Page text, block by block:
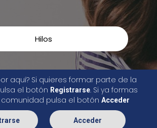
Hilos
aquí? Si quieres formar parte de la
el botón Registrarse. Si ya formas
pulsa el botón Acceder
Acceder